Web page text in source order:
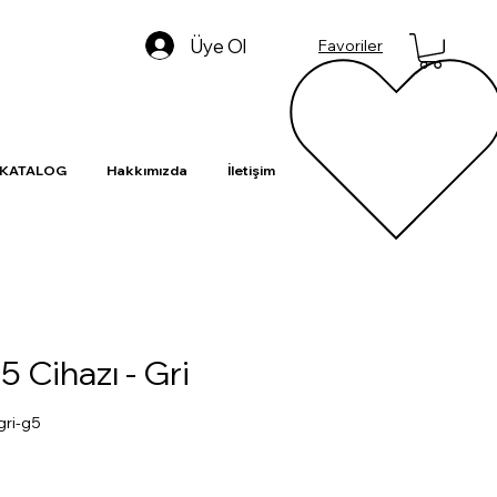
Üye Ol Favoriler
Hakkımızda İletişim
Cihazı - Gri
g5